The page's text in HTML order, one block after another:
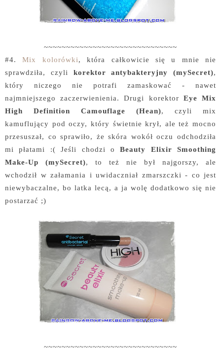
~~~~~~~~~~~~~~~~~~~~~~~~~~~~~~
#4.Mix kolorówki, która całkowicie się u mnie nie
sprawdziła, czyli korektor antybakteryjny (mySecret),
który niczego nie potrafi zamaskować - nawet
najmniejszego zaczerwienienia. Drugi korektor Eye Mix
High Definition Camouflage (Hean), czyli mix
kamuflujący pod oczy, który świetnie krył, ale też mocno
przesuszał, co sprawiło, że skóra wokół oczu odchodziła
mi płatami :( Jeśli chodzi oBeauty Elixir Smoothing
Make-Up (mySecret), to też nie był najgorszy, ale
wchodził w załamania i uwidaczniał zmarszczki - co jest
niewybaczalne, bo latka lecą, a ja wolę dodatkowo się nie
postarzać ;)
~~~~~~~~~~~~~~~~~~~~~~~~~~~~~~